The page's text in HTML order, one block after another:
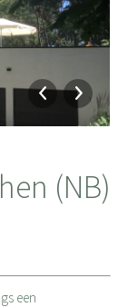
(NB)
een